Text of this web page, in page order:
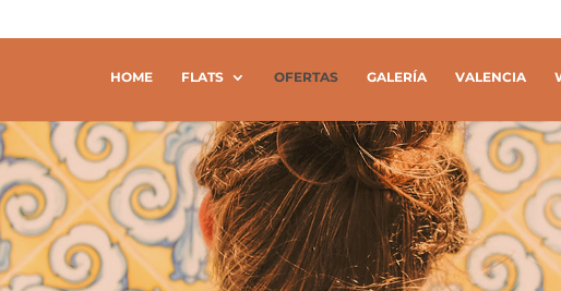
HOME FLATS OFERTAS GALERÍA VALENCIA